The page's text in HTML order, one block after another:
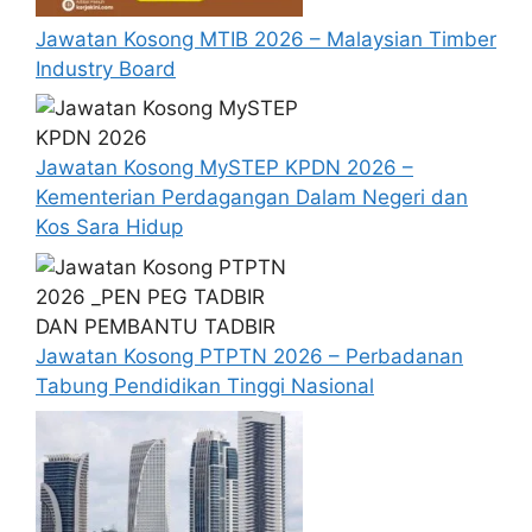
Cara Memohon
Permohonan jawatan diatas hendaklah
melalui pautan
boleh didapati melalui pautan yang telah
disediakan dibawah. Untuk pemohon kali
pertama, anda perlu mendaftar
akaun baru terlebih dahulu.
Calon dikehendaki memuat naik resume
yang lengkap (kelayakan akademik,
pengalaman kerja, gaji semasa dan gaji
yang dipohon, gambar berukuran
passport serta salinan sijil-sijil berkaitan)
semasa membuat permohonan.
Pemohon yang telah mendaftar dan
memohon jawatan yang disenaraikan
tidak perlu lagi memohon semula
Jawatan Kosong MTIB 2026 – Malaysian Timber
Industry Board
Jawatan Kosong MySTEP KPDN 2026 –
Kementerian Perdagangan Dalam Negeri dan
Kos Sara Hidup
Jawatan Kosong PTPTN 2026 – Perbadanan
Tabung Pendidikan Tinggi Nasional